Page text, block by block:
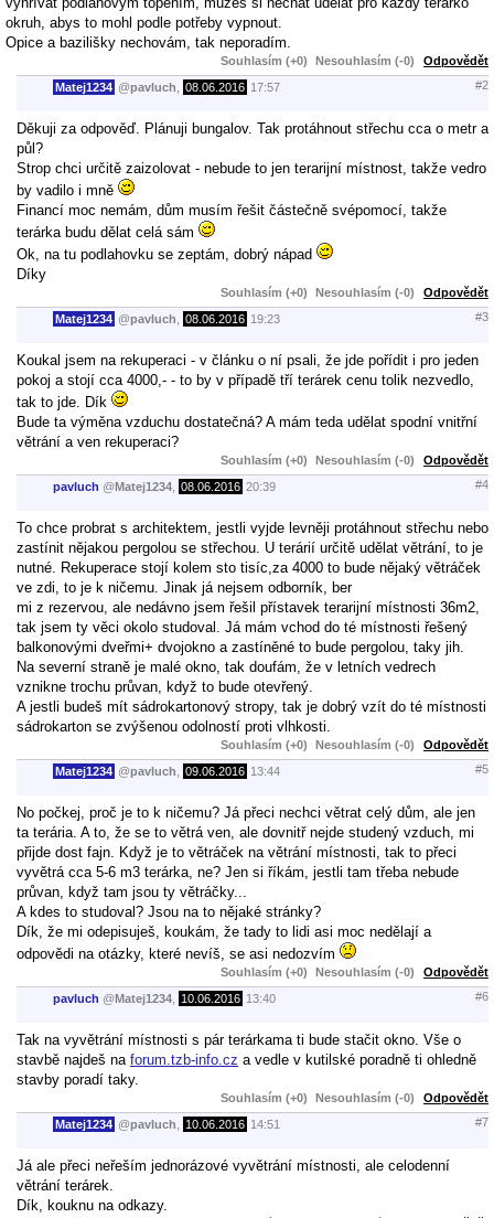
okruh, abys to mohl podle potřeby vypnout.
Opice a bazilišky nechovám, tak neporadím.
Souhlasím (+0) Nesouhlasím (-0) Odpovědět
Matej1234 @pavluch 08.06.2016 17:57 #2
Děkuji za odpověď. Plánuji bungalov. Tak protáhnout střechu cca o metr a
půl?
Strop chci určitě zaizolovat - nebude to jen terarijní místnost, takže vedro
by vadilo i mně
Financí moc nemám, dům musím řešit částečně svépomocí, takže
terárka budu dělat celá sám
Ok, na tu podlahovku se zeptám, dobrý nápad
Díky
Souhlasím (+0) Nesouhlasím (-0) Odpovědět
Matej1234 @pavluch 08.06.2016 19:23 #3
Koukal jsem na rekuperaci - v článku o ní psali, že jde pořídit i pro jeden
pokoj a stojí cca 4000,- - to by v případě tří terárek cenu tolik nezvedlo,
tak to jde. Dík
Bude ta výměna vzduchu dostatečná? A mám teda udělat spodní vnitřní
větrání a ven rekuperaci?
Souhlasím (+0) Nesouhlasím (-0) Odpovědět
pavluch @Matej1234 08.06.2016 20:39 #4
To chce probrat s architektem, jestli vyjde levněji protáhnout střechu nebo
zastínit nějakou pergolou se střechou. U terárií určitě udělat větrání, to je
nutné. Rekuperace stojí kolem sto tisíc,za 4000 to bude nějaký větráček
ve zdi, to je k ničemu. Jinak já nejsem odborník, ber
mi z rezervou, ale nedávno jsem řešil přístavek terarijní místnosti 36m2,
tak jsem ty věci okolo studoval. Já mám vchod do té místnosti řešený
balkonovými dveřmi+ dvojokno a zastíněné to bude pergolou, taky jih.
Na severní straně je malé okno, tak doufám, že v letních vedrech
vznikne trochu průvan, když to bude otevřený.
A jestli budeš mít sádrokartonový stropy, tak je dobrý vzít do té místnosti
sádrokarton se zvýšenou odolností proti vlhkosti.
Souhlasím (+0) Nesouhlasím (-0) Odpovědět
Matej1234 @pavluch 09.06.2016 13:44 #5
No počkej, proč je to k ničemu? Já přeci nechci větrat celý dům, ale jen
ta terária. A to, že se to větrá ven, ale dovnitř nejde studený vzduch, mi
přijde dost fajn. Když je to větráček na větrání místnosti, tak to přeci
vyvětrá cca 5-6 m3 terárka, ne? Jen si říkám, jestli tam třeba nebude
průvan, když tam jsou ty větráčky...
A kdes to studoval? Jsou na to nějaké stránky?
Dík, že mi odepisuješ, koukám, že tady to lidi asi moc nedělají a
odpovědi na otázky, které nevíš, se asi nedozvím
Souhlasím (+0) Nesouhlasím (-0) Odpovědět
pavluch @Matej1234 10.06.2016 13:40 #6
Tak na vyvětrání místnosti s pár terárkama ti bude stačit okno. Vše o
stavbě najdeš na forum.tzb-info.cz a vedle v kutilské poradně ti ohledně
stavby poradí taky.
Souhlasím (+0) Nesouhlasím (-0) Odpovědět
Matej1234 @pavluch 10.06.2016 14:51 #7
Já ale přeci neřeším jednorázové vyvětrání místnosti, ale celodenní
větrání terárek.
Dík, kouknu na odkazy.